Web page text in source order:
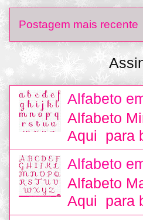
Postagem mais recente
Alfabeto
Alfabeto
Aqui para
Alfabeto
Alfabeto
Aqui para